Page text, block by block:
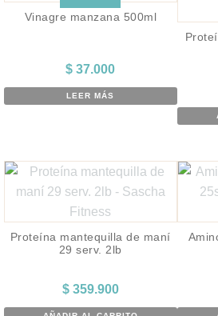
Vinagre manzana 500ml
$ 37.000
LEER MÁS
Proteína mantequilla de maní
29 serv. 2lb
$359.900